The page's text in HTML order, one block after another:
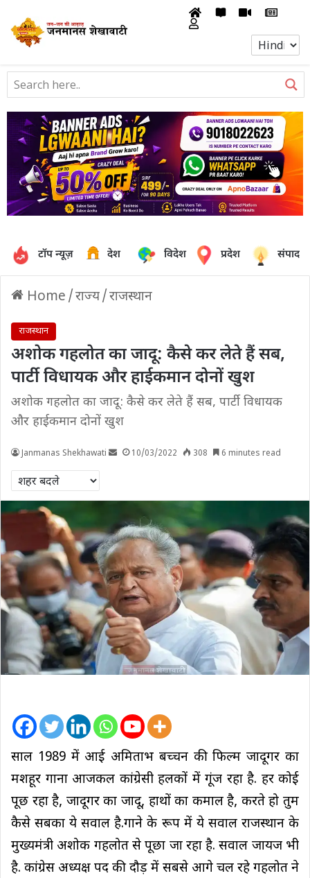
टॉप न्यूज़ देश विदेश प्रदेश
Home /राज्य/राजस्थान
राजस्थान
अशोक गहलोत का जादू: कैसे कर लेते हैं सब,
पार्टी विधायक और हाईकमान दोनों खुश
अशोक गहलोत का जादू: कैसे कर लेते हैं सब, पार्टी विधायक
और हाईकमान दोनों खुश
Janmanas Shekhawati 10/03/2022 308 6 minutes read
साल 1989 में आई अमिताभ बच्चन की फिल्म जादूगर का
मशहूर गाना आजकल कांग्रेसी हलकों में गूंज रहा है. हर कोई
पूछ रहा है, जादूगर का जादू, हाथों का कमाल है, करते हो तुम
कैसे सबका ये सवाल है.गाने के रूप में ये सवाल राजस्थान के
मुख्यमंत्री अशोक गहलोत से पूछा जा रहा है. सवाल जायज भी
है. कांग्रेस अध्यक्ष पद की दौड़ में सबसे आगे चल रहे गहलोत ने